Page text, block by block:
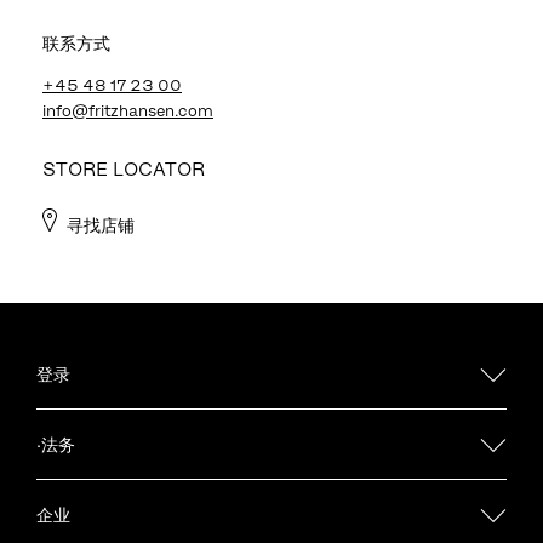
联系方式
+45 48 17 23 00
info@fritzhansen.com
STORE LOCATOR
寻找店铺
登录
·法务
企业